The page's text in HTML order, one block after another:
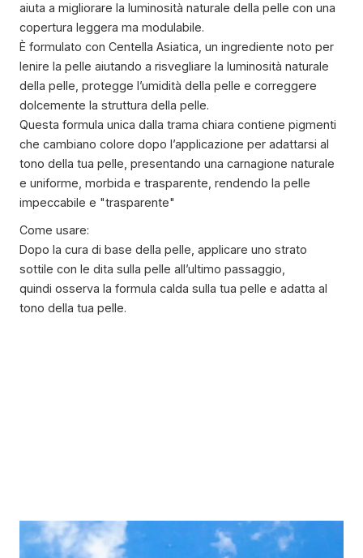
aiuta a migliorare la luminosità naturale della pelle con una
copertura leggera ma modulabile.
È formulato con Centella Asiatica, un ingrediente noto per
lenire la pelle aiutando a risvegliare la luminosità naturale
della pelle, protegge l’umidità della pelle e correggere
dolcemente la struttura della pelle.
Questa formula unica dalla trama chiara contiene pigmenti
che cambiano colore dopo l’applicazione per adattarsi al
tono della tua pelle, presentando una carnagione naturale
e uniforme, morbida e trasparente, rendendo la pelle
impeccabile e "trasparente"
Come usare:
Dopo la cura di base della pelle, applicare uno strato
sottile con le dita sulla pelle all’ultimo passaggio,
quindi osserva la formula calda sulla tua pelle e adatta al
tono della tua pelle.